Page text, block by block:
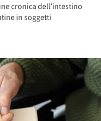
cronica dell’intestino
in soggetti